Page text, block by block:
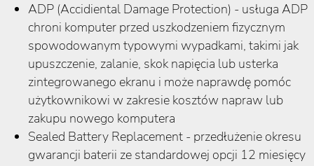
ADP (Accidiental Damage Protection) - usługa ADP
chroni komputer przed uszkodzeniem fizycznym
spowodowanym typowymi wypadkami, takimi jak
upuszczenie, zalanie, skok napięcia lub usterka
zintegrowanego ekranu i może naprawdę pomóc
użytkownikowi w zakresie kosztów napraw lub
zakupu nowego komputera
Sealed Battery Replacement - przedłużenie okresu
gwarancji baterii ze standardowej opcji 12 miesięcy